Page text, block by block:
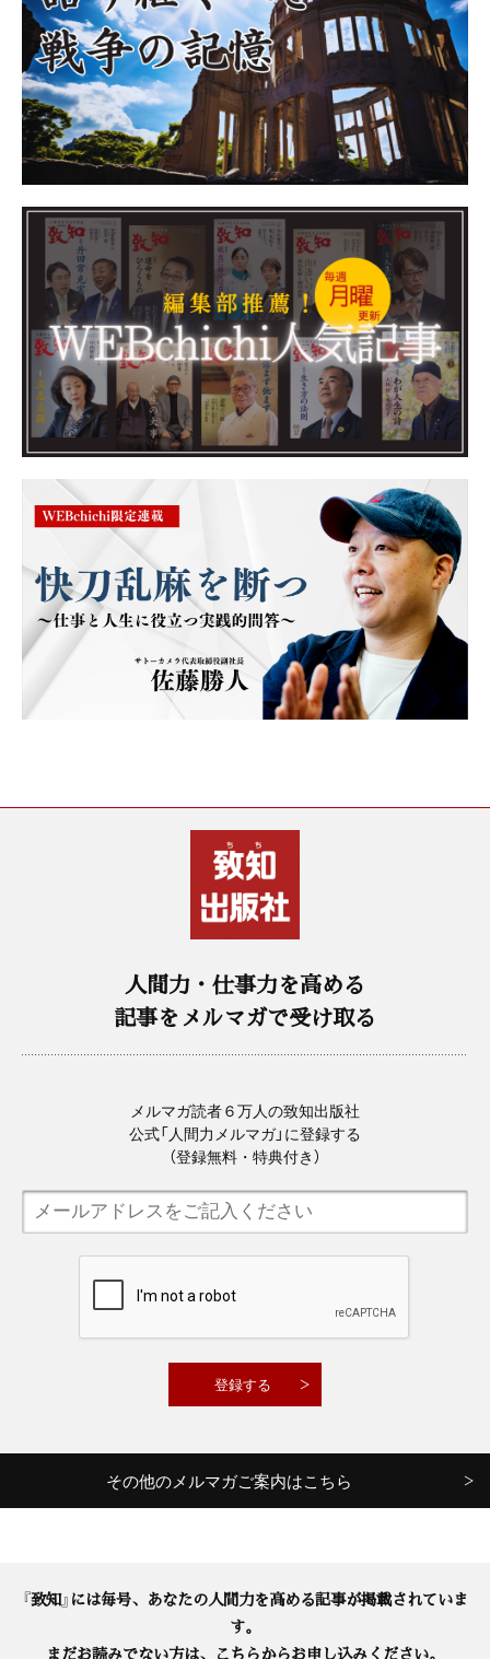
人間力・仕事力を高める
記事をメルマガで受け取る
メルマガ読者６万人の致知出版社
公式「人間力メルマガ」に登録する
（登録無料・特典付き）
その他のメルマガご案内はこちら
『致知』には毎号、あなたの人間力を高める記事が掲載されていま
す。
まだお読みでない方は、こちらからお申し込みください。